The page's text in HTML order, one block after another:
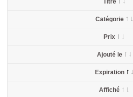
Catégorie
Prix
Ajouté le
Expiration
Affiché